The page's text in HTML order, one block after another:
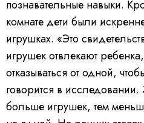
познавательные навыки.
комнате дети были
игрушках. «Это
игрушек отвлекают
отказываться от одной,
говорится в исследовании.
больше игрушек, тем